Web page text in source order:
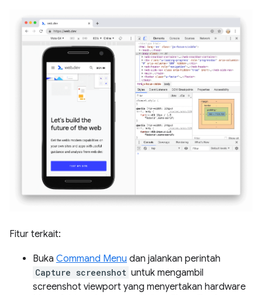
Fitur terkait:
Buka Command Menu dan jalankan perintah
Capture screenshot untuk mengambil
screenshot viewport yang menyertakan hardware